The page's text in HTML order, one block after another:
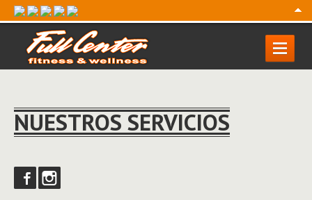
GRATISDAY
VENTACORSI VIRTUAL BAJO DEMANDA
GALERÍA
TRABAJO
NUESTROS SERVICIOS